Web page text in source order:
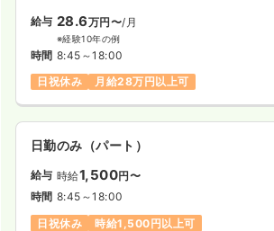
給与 28.6万円〜/月
※経験10年の例
時間 8:45～18:00
日祝休み
月給28万円以上可
日勤のみ（パート）
給与 時給1,500円〜
時間 8:45～18:00
日祝休み
時給1,500円以上可